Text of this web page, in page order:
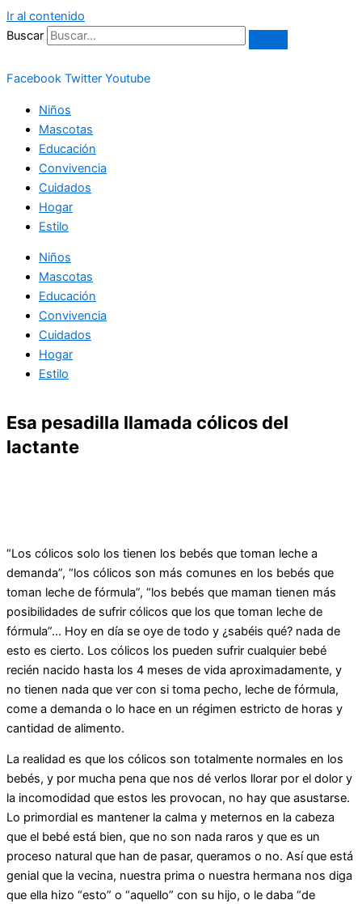
Ir al contenido
Buscar
Facebook Twitter Youtube
Niños
Mascotas
Educación
Convivencia
Cuidados
Hogar
Estilo
Niños
Mascotas
Educación
Convivencia
Cuidados
Hogar
Estilo
Esa pesadilla llamada cólicos del
lactante
“Los cólicos solo los tienen los bebés que toman leche a
demanda”, “los cólicos son más comunes en los bebés que
toman leche de fórmula”, “los bebés que maman tienen más
posibilidades de sufrir cólicos que los que toman leche de
fórmula”… Hoy en día se oye de todo y ¿sabéis qué? nada de
esto es cierto. Los cólicos los pueden sufrir cualquier bebé
recién nacido hasta los 4 meses de vida aproximadamente, y
no tienen nada que ver con si toma pecho, leche de fórmula,
come a demanda o lo hace en un régimen estricto de horas y
cantidad de alimento.
La realidad es que los cólicos son totalmente normales en los
bebés, y por mucha pena que nos dé verlos llorar por el dolor y
la incomodidad que estos les provocan, no hay que asustarse.
Lo primordial es mantener la calma y meternos en la cabeza
que el bebé está bien, que no son nada raros y que es un
proceso natural que han de pasar, queramos o no. Así que está
genial que la vecina, nuestra prima o nuestra hermana nos diga
que ella hizo “esto” o “aquello” con su hijo, o le daba “de